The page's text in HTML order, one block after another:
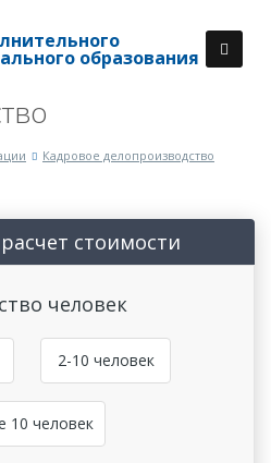
образования
Кадровое делопроизводство
стоимости
человек
2-10 человек
10 человек